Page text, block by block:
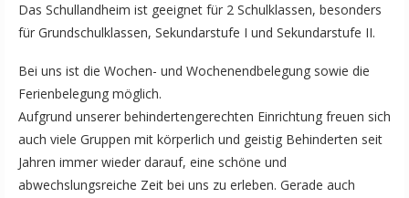
Das Schullandheim ist geeignet für 2 Schulklassen, besonders
für Grundschulklassen, Sekundarstufe I und Sekundarstufe II.
Bei uns ist die Wochen- und Wochenendbelegung sowie die
Ferienbelegung möglich.
Aufgrund unserer behindertengerechten Einrichtung freuen sich
auch viele Gruppen mit körperlich und geistig Behinderten seit
Jahren immer wieder darauf, eine schöne und
abwechslungsreiche Zeit bei uns zu erleben. Gerade auch